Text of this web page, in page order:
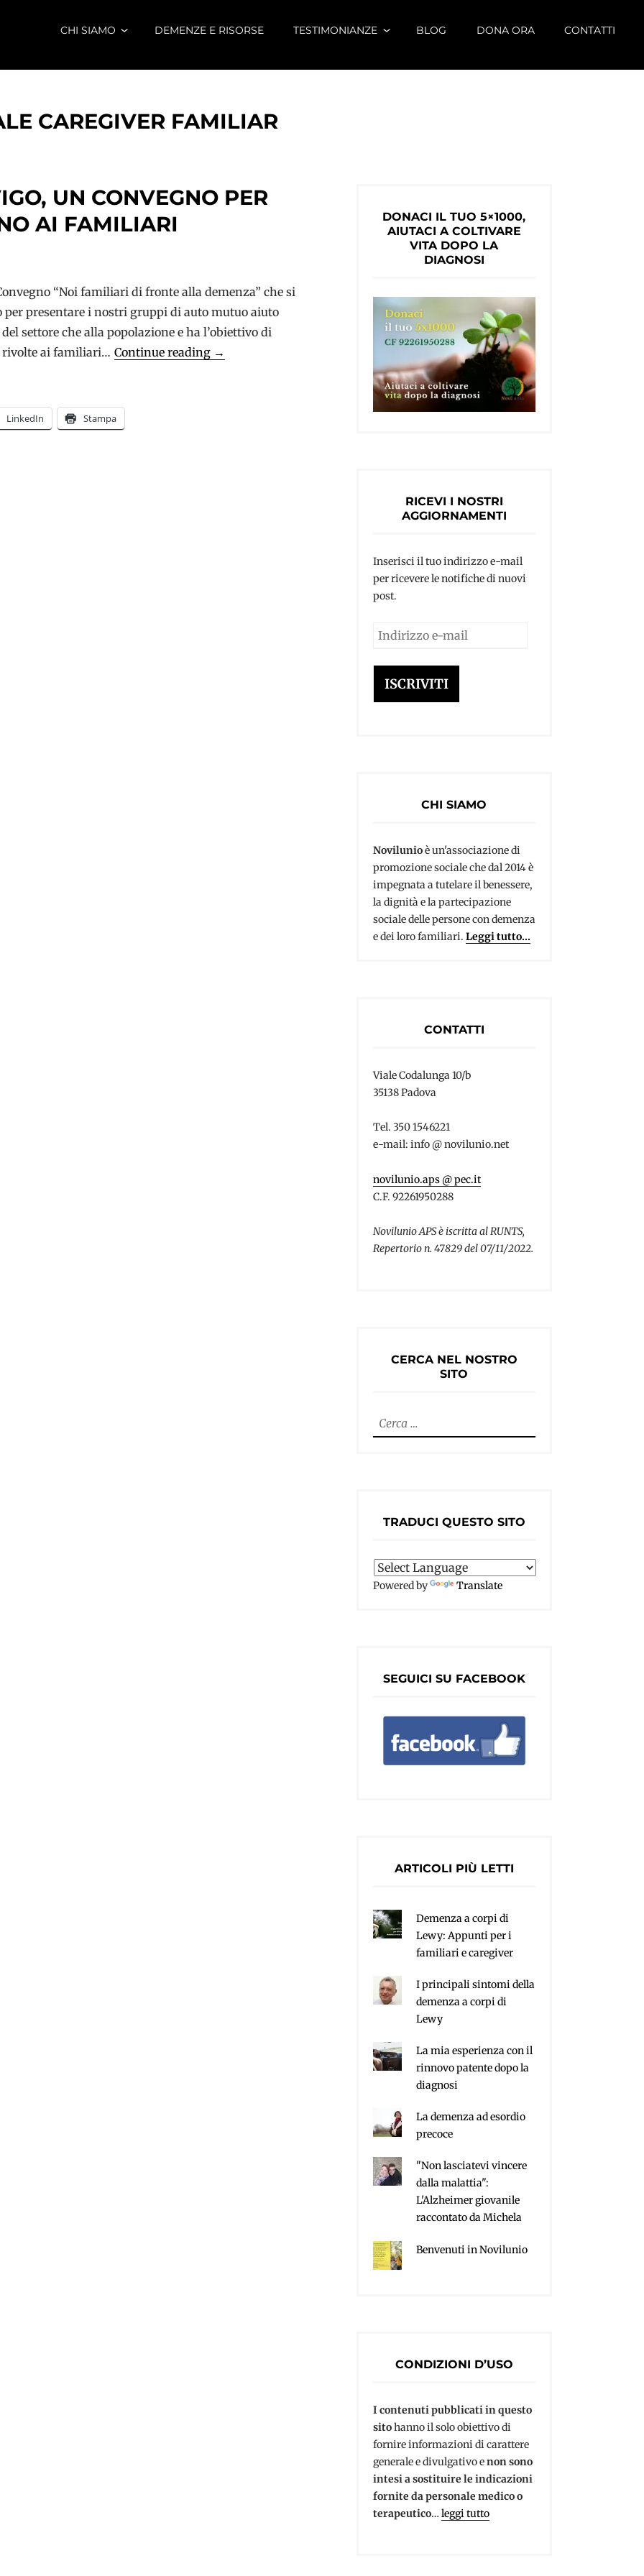
CHI SIAMO DEMENZE E RISORSE TESTIMONIANZE BLOG DONA ORA CONTATTI
CAREGIVER FAMILIAR
UN CONVEGNO PER
AI FAMILIARI
“Noi familiari di fronte alla demenza” che si
per presentare i nostri gruppi di auto mutuo aiuto
settore che alla popolazione e ha l’obiettivo di
rivolte ai familiari… Continue reading Il
→
LinkedIn Stampa
DONACI IL TUO 5×1000,
AIUTACI A COLTIVARE
VITA DOPO LA
DIAGNOSI
RICEVI I NOSTRI
AGGIORNAMENTI
Inserisci il tuo indirizzo e-mail
per ricevere le notifiche di nuovi
post.
Indirizzo
mail
ISCRIVITI
CHI SIAMO
Novilunioè un'associazione di
promozione sociale che dal 2014 è
impegnata a tutelare il benessere,
la dignità e la partecipazione
sociale delle persone con demenza
e dei loro familiari. Leggi tutto...
CONTATTI
Viale Codalunga 10/b
35138 Padova
Tel. 350 1546221
e-mail: info @ novilunio.net
novilunio.aps @ pec.it
C.F. 92261950288
Novilunio APS è iscritta al RUNTS,
Repertorio n. 47829 del 07/11/2022.
CERCA NEL NOSTRO
SITO
Ricerca
per:
TRADUCI QUESTO SITO
Powered by Translate
SEGUICI SU FACEBOOK
ARTICOLI PIÙ LETTI
Demenza a corpi di
Lewy: Appunti per i
familiari e caregiver
I principali sintomi della
demenza a corpi di
Lewy
La mia esperienza con il
rinnovo patente dopo la
diagnosi
La demenza ad esordio
precoce
"Non lasciatevi vincere
dalla malattia":
L'Alzheimer giovanile
raccontato da Michela
Benvenuti in Novilunio
CONDIZIONI D’USO
I contenuti pubblicati in questo
sitohanno il solo obiettivo di
fornire informazioni di carattere
generale e divulgativo enon sono
intesi a sostituire le indicazioni
fornite da personale medico o
terapeutico… leggi tutto